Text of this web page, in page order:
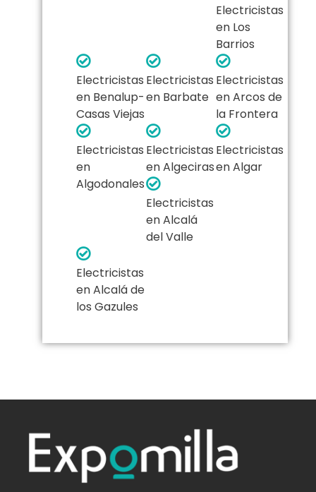
Electricistas
en Los
Barrios
Electricistas
en Benalup-
Casas Viejas
Electricistas
en Barbate
Electricistas
en Arcos de
la Frontera
Electricistas
en
Algodonales
Electricistas
en Algeciras
Electricistas
en Algar
Electricistas
en Alcalá
del Valle
Electricistas
en Alcalá de
los Gazules